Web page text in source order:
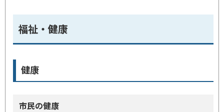
福祉・健康
健康
市民の健康